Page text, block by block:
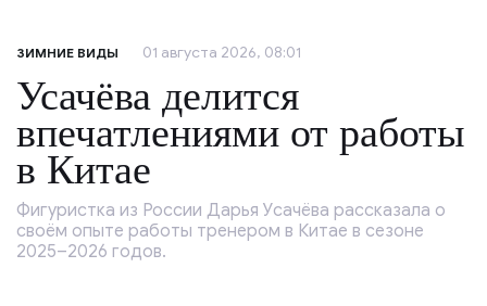
ЗИМНИЕ ВИДЫ 01 августа 2026, 08:01
Усачёва делится
впечатлениями от работы
в Китае
Фигуристка из России Дарья Усачёва рассказала о
своём опыте работы тренером в Китае в сезоне
2025–2026 годов.